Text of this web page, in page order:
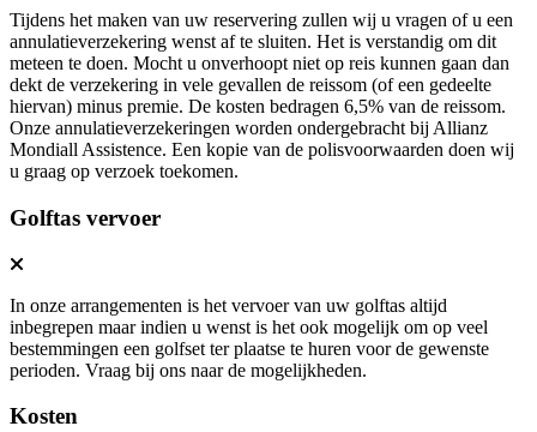
Tijdens het maken van uw reservering zullen wij u vragen of u een
annulatieverzekering wenst af te sluiten. Het is verstandig om dit
meteen te doen. Mocht u onverhoopt niet op reis kunnen gaan dan
dekt de verzekering in vele gevallen de reissom (of een gedeelte
hiervan) minus premie. De kosten bedragen 6,5% van de reissom.
Onze annulatieverzekeringen worden ondergebracht bij Allianz
Mondiall Assistence. Een kopie van de polisvoorwaarden doen wij
u graag op verzoek toekomen.
Golftas vervoer
In onze arrangementen is het vervoer van uw golftas altijd
inbegrepen maar indien u wenst is het ook mogelijk om op veel
bestemmingen een golfset ter plaatse te huren voor de gewenste
perioden. Vraag bij ons naar de mogelijkheden.
Kosten